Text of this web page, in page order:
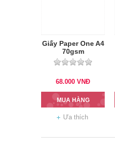
Giấy Paper One A4
70gsm
68.000 VNĐ
MUA HÀNG
Ưa thích